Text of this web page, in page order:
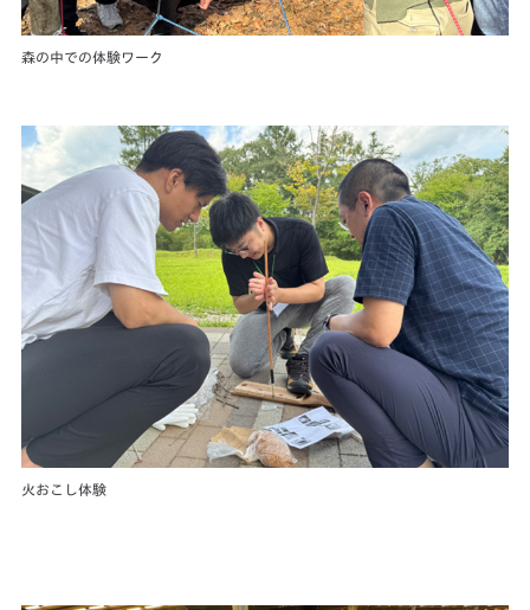
森の中での体験ワーク
火おこし体験